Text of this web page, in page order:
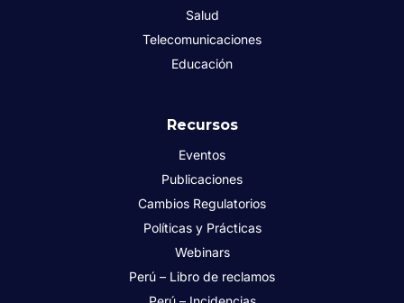
Salud
Telecomunicaciones
Educación
Recursos
Eventos
Publicaciones
Cambios Regulatorios
Políticas y Prácticas
Webinars
Perú – Libro de reclamos